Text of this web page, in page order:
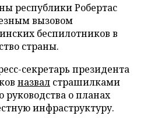
республики Робертас
вызовом
беспилотников в
страны.
секретарь президента
назвал страшилками
руководства о планах
инфраструктуру.